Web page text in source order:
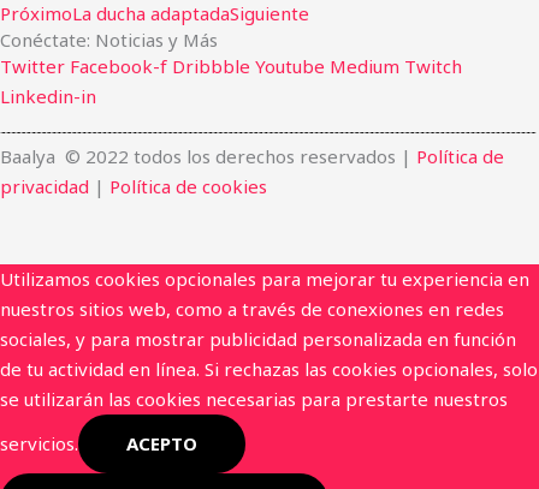
PróximoLa ducha adaptadaSiguiente
Conéctate: Noticias y Más
Twitter Facebook-f Dribbble Youtube Medium Twitch
Linkedin-in
Baalya © 2022 todos los derechos reservados | Política de
privacidad | Política de cookies
Utilizamos cookies opcionales para mejorar tu experiencia en
nuestros sitios web, como a través de conexiones en redes
sociales, y para mostrar publicidad personalizada en función
de tu actividad en línea. Si rechazas las cookies opcionales, solo
se utilizarán las cookies necesarias para prestarte nuestros
servicios.
ACEPTO